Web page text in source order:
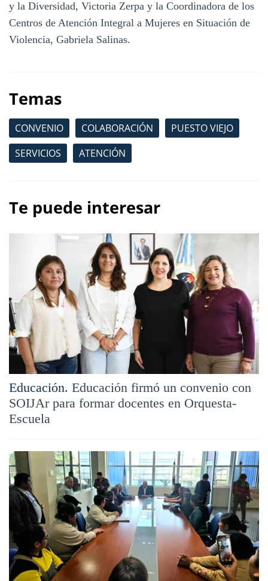
y la Diversidad, Victoria Zerpa y la Coordinadora de los
Centros de Atención Integral a Mujeres en Situación de
Violencia, Gabriela Salinas.
Temas
CONVENIO COLABORACIÓN
PUESTO VIEJO
SERVICIOS
ATENCIÓN
Te puede interesar
Educación. Educación firmó un convenio con
SOIJAr para formar docentes en Orquesta-
Escuela